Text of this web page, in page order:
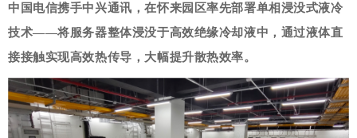
中国电信携手中兴通讯，在怀来园区率先部署单相浸没式液冷
技术——将服务器整体浸没于高效绝缘冷却液中，通过液体直
接接触实现高效热传导，大幅提升散热效率。